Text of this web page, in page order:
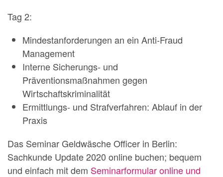
Tag 2:
Mindestanforderungen an ein Anti-Fraud
Management
Interne Sicherungs- und
Präventionsmaßnahmen gegen
Wirtschaftskriminalität
Ermittlungs- und Strafverfahren: Ablauf in der
Praxis
Das Seminar Geldwäsche Officer in Berlin:
Sachkunde Update 2020 online buchen; bequem
und einfach mit dem Seminarformular online und